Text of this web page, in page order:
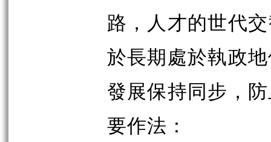
路，人才的世代
於長期處於執政
發展保持同步，
要作法：